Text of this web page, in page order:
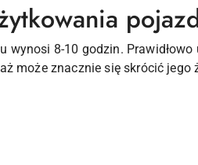
wynosi 8-10 godzin.
może znacznie się skrócić